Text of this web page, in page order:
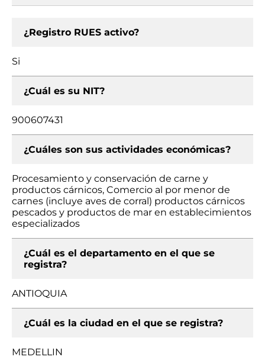
¿Registro RUES activo?
Si
¿Cuál es su NIT?
900607431
¿Cuáles son sus actividades económicas?
Procesamiento y conservación de carne y
productos cárnicos, Comercio al por menor de
carnes (incluye aves de corral) productos cárnicos
pescados y productos de mar en establecimientos
especializados
¿Cuál es el departamento en el que se
registra?
ANTIOQUIA
¿Cuál es la ciudad en el que se registra?
MEDELLIN